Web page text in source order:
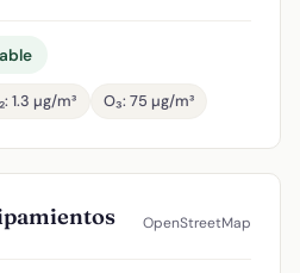
1.3 µg/m³ O₃: 75 µg/m³
OpenStreetMap